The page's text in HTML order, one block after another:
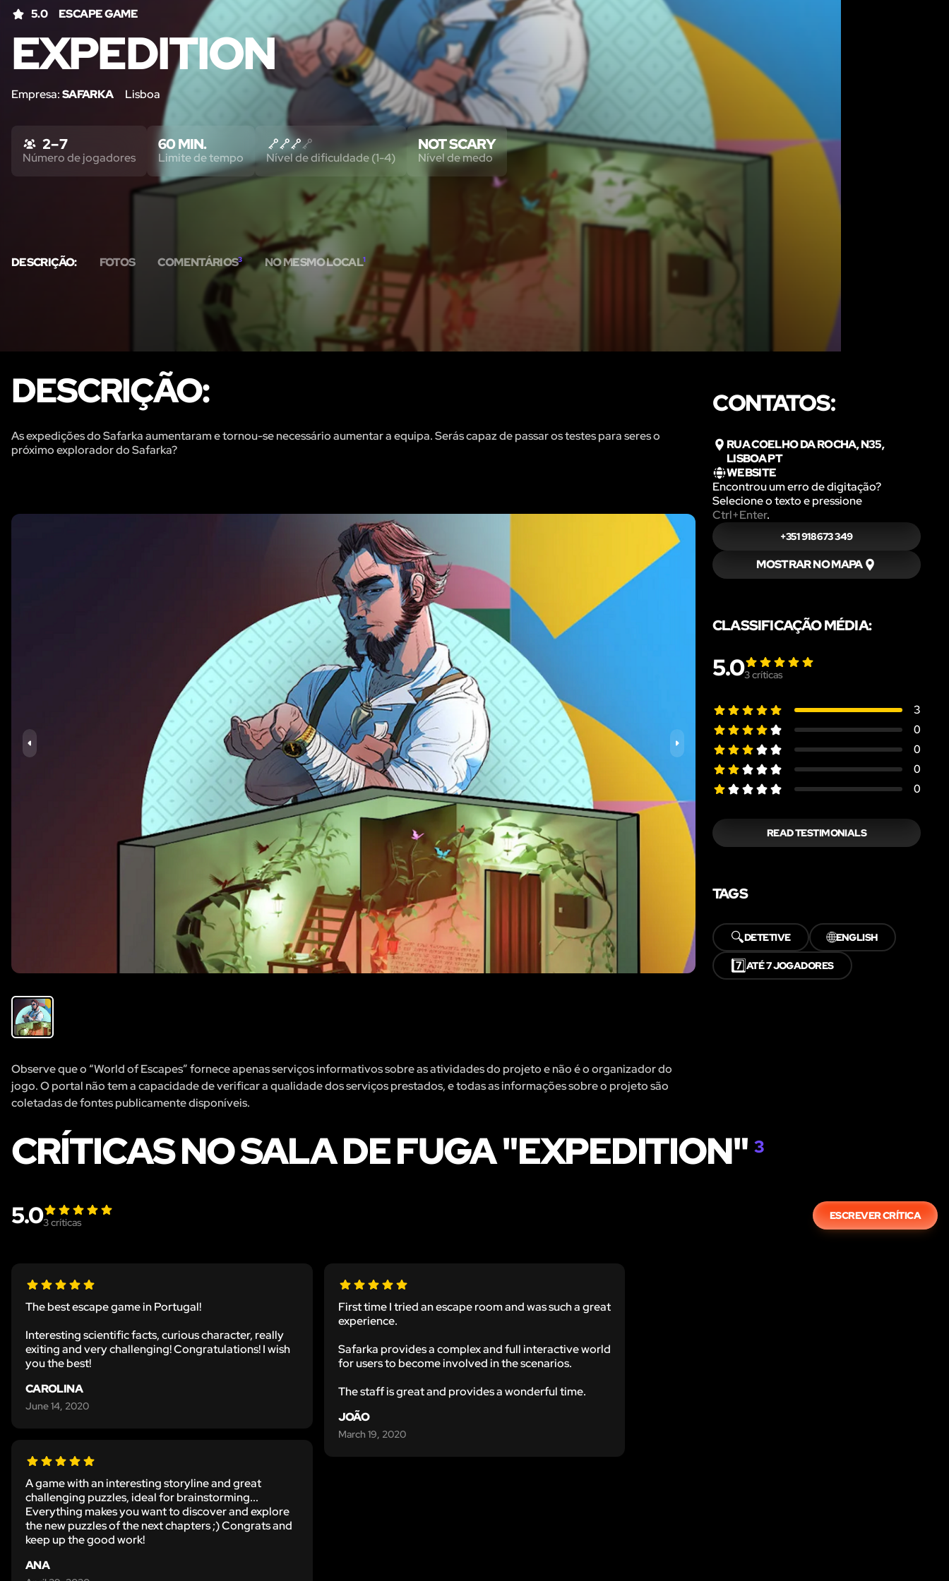
5.0 ESCAPE GAME
EXPEDITION
Empresa:SAFARKA Lisboa
DESCRIÇÃO: FOTOS COMENTÁRIOS3 NO MESMO LOCAL1
2 – 7
Número de jogadores
60 MIN.
Limite de tempo Nível de dificuldade (1-4)
NOT SCARY
Nível de medo
DESCRIÇÃO:
As expedições do Safarka aumentaram e tornou-se necessário aumentar a equipa. Serás capaz de passar os testes para seres o
próximo explorador do Safarka?
Observe que o “World of Escapes” fornece apenas serviços informativos sobre as atividades do projeto e não é o organizador do
jogo. O portal não tem a capacidade de verificar a qualidade dos serviços prestados, e todas as informações sobre o projeto são
coletadas de fontes publicamente disponíveis.
CONTATOS:
RUA COELHO DA ROCHA, N35,
LISBOA PT
WEBSITE
Encontrou um erro de digitação?
Selecione o texto e pressione
Ctrl+Enter.
+351 918 673 349
MOSTRAR NO MAPA
CLASSIFICAÇÃO MÉDIA:
5.03críticas
3
0
0
0
0
READ TESTIMONIALS
TAGS
🔍DETETIVE 🌐ENGLISH
7️⃣ATÉ 7 JOGADORES
CRÍTICAS NO SALA DE FUGA "EXPEDITION" 3
5.03críticas
ESCREVER CRÍTICA
The best escape game in Portugal!
Interesting scientific facts, curious character, really
exiting and very challenging! Congratulations! I wish
you the best!
CAROLINA
June 14, 2020
A game with an interesting storyline and great
challenging puzzles, ideal for brainstorming...
Everything makes you want to discover and explore
the new puzzles of the next chapters ;) Congrats and
keep up the good work!
ANA
First time I tried an escape room and was such a great
experience.
Safarka provides a complex and full interactive world
for users to become involved in the scenarios.
The staff is great and provides a wonderful time.
JOÃO
March 19, 2020